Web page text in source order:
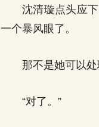
沈清璇点头应
一个暴风眼了。
那不是她可以处
“对了。”